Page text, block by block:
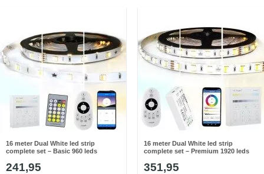
16 meter Dual White led strip
complete set – Basic 960 leds
241,95
16 meter Dual White led strip
complete set – Premium 1920 leds
351,95